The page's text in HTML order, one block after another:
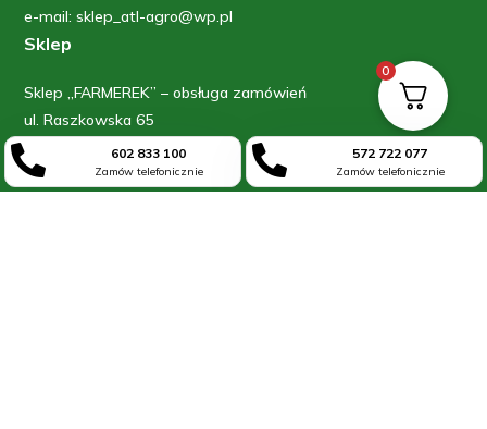
e-mail: sklep_atl-agro@wp.pl
Sklep
Sklep „FARMEREK” – obsługa zamówień
ul. Raszkowska 65
63-700 Krotoszyn
kom: 602 833 100
 602 833 100
Zamów telefonicznie  572 722 077
Zamów telefonicznie
0